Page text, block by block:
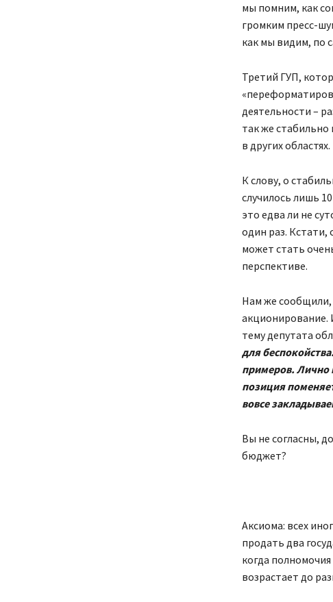
мы помним, как
громким пресс-
как мы видим, по
Третий ГУП,
деятельности –
так же
в других областях.
К слову, о
случилось лишь
это едва ли не
один раз. Кстати,
может стать
перспективе.
Нам же сообщили,
акционирование.
тему депутата
для
примеров. Лично
позиция
вовсе
Вы не согласны,
бюджет?
Аксиома: всех
продать два
когда
возрастает до